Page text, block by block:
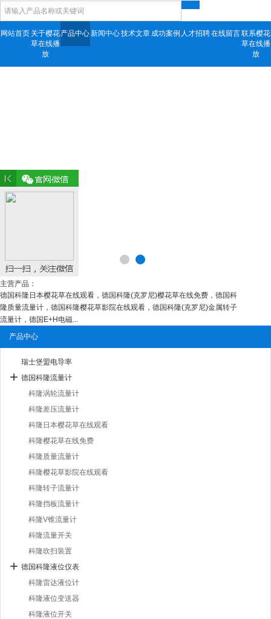
网站首页 关于樱花
草在线播
放
产品中心新闻中心技术文章 成功案例 人才招聘在线留言联系樱花
草在线播
放
主营产品：
德国科隆日本樱花草在线观看，德国科隆(克罗尼)樱花草在线免费，德国科
隆质量流量计，德国科隆樱花草影院在线观看，德国科隆(克罗尼)金属转子
流量计，德国E+H电磁...
产品中心
瑞士堡盟电导率
德国科隆流量计
科隆涡轮流量计
科隆差压流量计
科隆日本樱花草在线观看
科隆樱花草在线免费
科隆质量流量计
科隆樱花草影院在线观看
科隆转子流量计
科隆挡板流量计
科隆V锥流量计
科隆流量开关
科隆吹扫装置
德国科隆液位仪表
科隆雷达液位计
科隆液位变送器
科隆液位开关